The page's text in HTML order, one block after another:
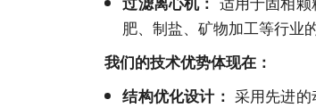
肥、制盐、矿物加工等行业
我们的技术优势体现在：
结构优化设计： 采用先进